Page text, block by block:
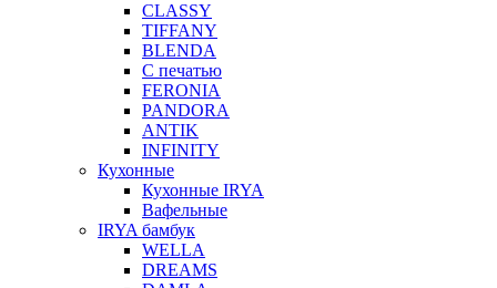
CLASSY
TIFFANY
BLENDA
С печатью
FERONIA
PANDORA
ANTIK
INFINITY
Кухонные
Кухонные IRYA
Вафельные
IRYA бамбук
WELLA
DREAMS